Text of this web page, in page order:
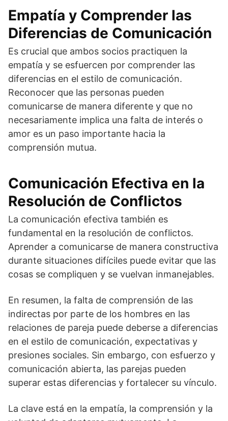
Empatía y Comprender las
Diferencias de Comunicación
Es crucial que ambos socios practiquen la
empatía y se esfuercen por comprender las
diferencias en el estilo de comunicación.
Reconocer que las personas pueden
comunicarse de manera diferente y que no
necesariamente implica una falta de interés o
amor es un paso importante hacia la
comprensión mutua.
Comunicación Efectiva en la
Resolución de Conflictos
La comunicación efectiva también es
fundamental en la resolución de conflictos.
Aprender a comunicarse de manera constructiva
durante situaciones difíciles puede evitar que las
cosas se compliquen y se vuelvan inmanejables.
En resumen, la falta de comprensión de las
indirectas por parte de los hombres en las
relaciones de pareja puede deberse a diferencias
en el estilo de comunicación, expectativas y
presiones sociales. Sin embargo, con esfuerzo y
comunicación abierta, las parejas pueden
superar estas diferencias y fortalecer su vínculo.
La clave está en la empatía, la comprensión y la